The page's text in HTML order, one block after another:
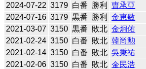
2024-07-22 3179 白番 勝利 曺承亞
2024-07-16 3179 黒番 勝利 金恵敏
2021-03-07 3150 黒番 敗北 金炯佑
2021-02-24 3150 白番 敗北 韓尚勲
2021-02-14 3150 白番 敗北 吳秉祐
2021-02-06 3150 白番 敗北 金民浩